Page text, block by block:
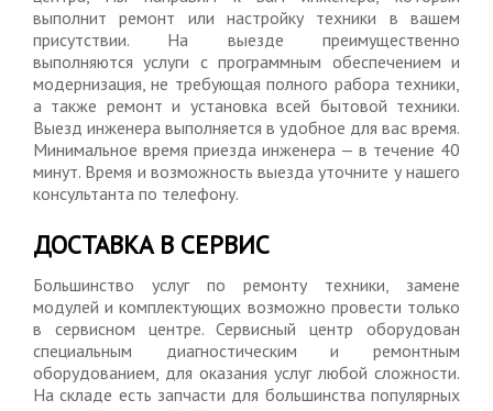
выполнит ремонт или настройку техники в вашем
присутствии. На выезде преимущественно
выполняются услуги с программным обеспечением и
модернизация, не требующая полного рабора техники,
а также ремонт и установка всей бытовой техники.
Выезд инженера выполняется в удобное для вас время.
Минимальное время приезда инженера — в течение 40
минут. Время и возможность выезда уточните у нашего
консультанта по телефону.
ДОСТАВКА В СЕРВИС
Большинство услуг по ремонту техники, замене
модулей и комплектующих возможно провести только
в сервисном центре. Сервисный центр оборудован
специальным диагностическим и ремонтным
оборудованием, для оказания услуг любой сложности.
На складе есть запчасти для большинства популярных